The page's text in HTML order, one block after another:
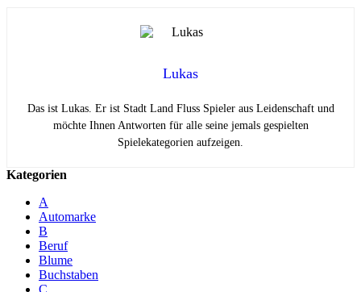
Lukas
Das ist Lukas. Er ist Stadt Land Fluss Spieler aus Leidenschaft und
möchte Ihnen Antworten für alle seine jemals gespielten
Spielekategorien aufzeigen.
Kategorien
A
Automarke
B
Beruf
Blume
Buchstaben
C